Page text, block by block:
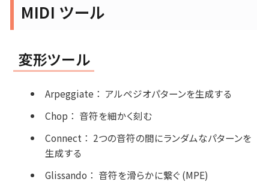
MIDI ツール
変形ツール
Arpeggiate ： アルペジオパターンを生成する
Chop ： 音符を細かく刻む
Connect ： 2つの音符の間にランダムなパターンを
生成する
Glissando ： 音符を滑らかに繋ぐ (MPE)